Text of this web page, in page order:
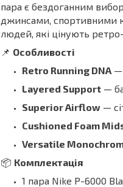
пара є бездоганним
джинсами, спортивними
людей, які цінують
📌 Особливості
Retro Running DNA —
Layered Support —
Superior Airflow —
Cushioned Foam
Versatile
📦 Комплектація
1 пара Nike P-6000